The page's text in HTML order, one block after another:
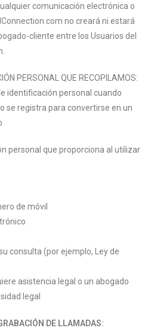
comunicación electrónica o
no creará ni estará
cliente entre los Usuarios del
PERSONAL QUE RECOPILAMOS:
identificación personal cuando
se registra para convertirse en un
personal que proporciona al utilizar
de móvil
consulta (por ejemplo, Ley de
asistencia legal o un abogado
legal
DE LLAMADAS: